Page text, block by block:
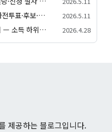
2026 지방선거 - 6/3 본투표·사전투표·후보·일정 종합 안내 2026.5.11
고유가 피해지원금 대상자 조회 — 소득 하위 70% 자가진단·가구원수별 건강보험료 기준 2026.4.28
제공하는 블로그입니다.